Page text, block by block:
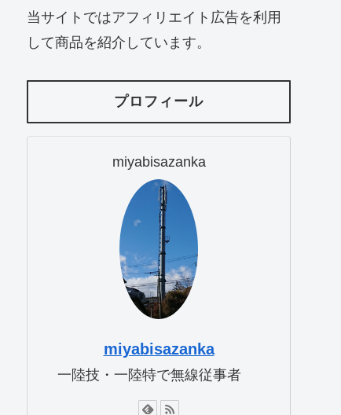
当サイトではアフィリエイト広告を利用
して商品を紹介しています。
プロフィール
miyabisazanka
miyabisazanka
一陸技・一陸特で無線従事者